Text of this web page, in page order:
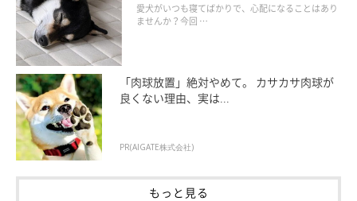
愛犬がいつも寝てばかりで、心配になることはあり
ませんか？今回 …
「肉球放置」絶対やめて。 カサカサ肉球が
良くない理由、実は...
PR(AIGATE株式会社)
もっと見る